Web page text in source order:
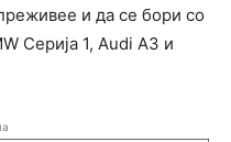
и да се бори со
Серија 1, Audi A3 и